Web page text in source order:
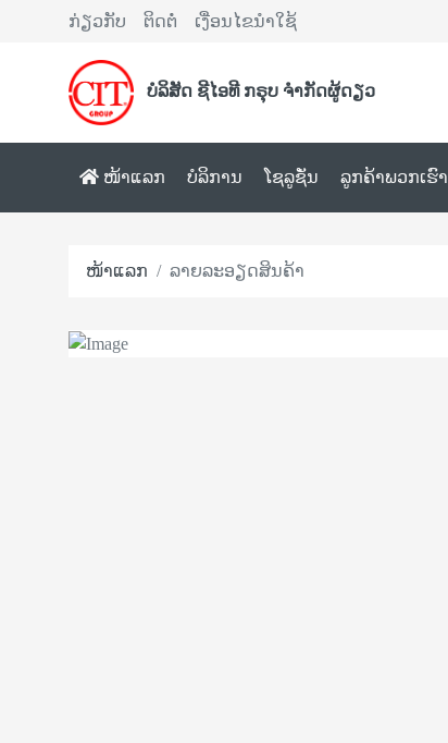
ກ່ຽວກັບ ຕິດຕໍ່ ເງື່ອນໄຂນຳໃຊ້
ບໍລິສັດ ຊີໄອທີ ກຣຸບ ຈຳກັດຜູ້ດຽວ
ໜ້າແລກ ບໍລິການ ໂຊລູຊັ່ນ ລູກຄ້າພວກເຮົາ
ໜ້າແລກ ລາຍລະອຽດສິນຄ້າ